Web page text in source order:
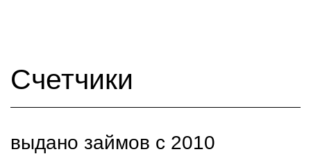
Счетчики
выдано займов с 2010